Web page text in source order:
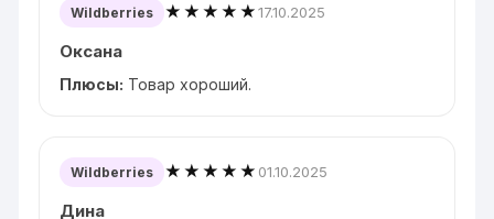
Wildberries ★★★★★17.10.2025
Оксана
Плюсы: Товар хороший.
Wildberries ★★★★★ 01.10.2025
Дина